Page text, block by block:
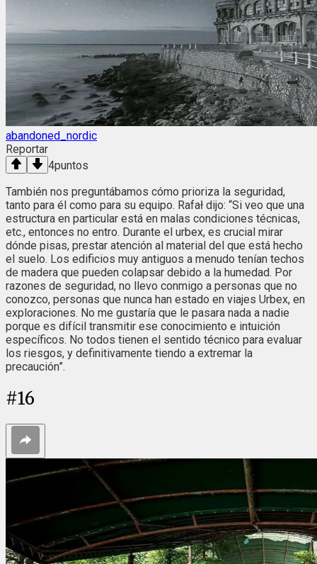
abandoned_nordic
Reportar
4puntos
También nos preguntábamos cómo prioriza la seguridad,
tanto para él como para su equipo. Rafał dijo: “Si veo que una
estructura en particular está en malas condiciones técnicas,
etc., entonces no entro. Durante el urbex, es crucial mirar
dónde pisas, prestar atención al material del que está hecho
el suelo. Los edificios muy antiguos a menudo tenían techos
de madera que pueden colapsar debido a la humedad. Por
razones de seguridad, no llevo conmigo a personas que no
conozco, personas que nunca han estado en viajes Urbex, en
exploraciones. No me gustaría que le pasara nada a nadie
porque es difícil transmitir ese conocimiento e intuición
específicos. No todos tienen el sentido técnico para evaluar
los riesgos, y definitivamente tiendo a extremar la
precaución”.
#16